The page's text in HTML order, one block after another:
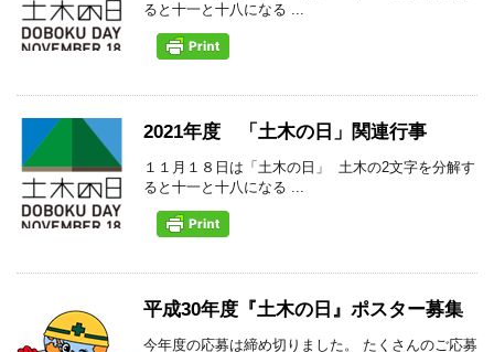
ると十一と十八になる ...
2021年度 「土木の日」関連行事
１１月１８日は「土木の日」 土木の2文字を分解す
ると十一と十八になる ...
平成30年度『土木の日』ポスター募集
今年度の応募は締め切りました。 たくさんのご応募